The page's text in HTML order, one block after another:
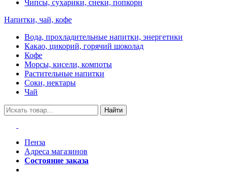
Чипсы, сухарики, снеки, попкорн
Напитки, чай, кофе
Вода, прохладительные напитки, энергетики
Какао, цикорий, горячий шоколад
Кофе
Морсы, кисели, компоты
Растительные напитки
Соки, нектары
Чай
Найти
Пенза
Адреса магазинов
Состояние заказа